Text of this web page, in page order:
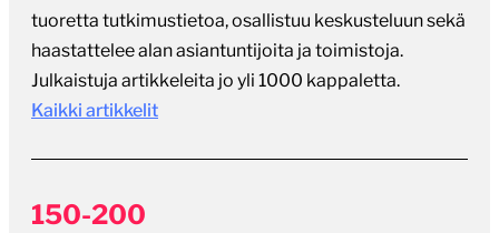
tuoretta tutkimustietoa, osallistuu keskusteluun sekä
haastattelee alan asiantuntijoita ja toimistoja.
Julkaistuja artikkeleita jo yli 1000 kappaletta.
Kaikki artikkelit
150-200